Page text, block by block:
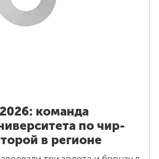
команда
по чир-
в регионе